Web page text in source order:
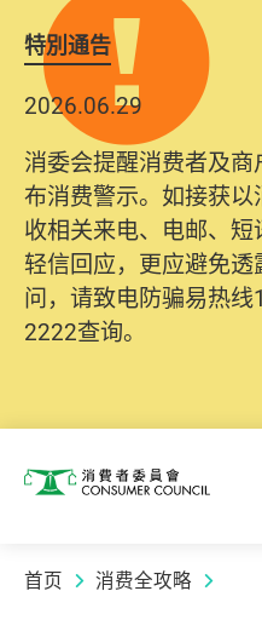
特別通告
2026.06.29
消委会提醒消费者及
布消费警示。如接获
收相关来电、电邮、
轻信回应，更应避免
问，请致电防骗易热
2222查询。
消费者委员会
首页 消费全攻略